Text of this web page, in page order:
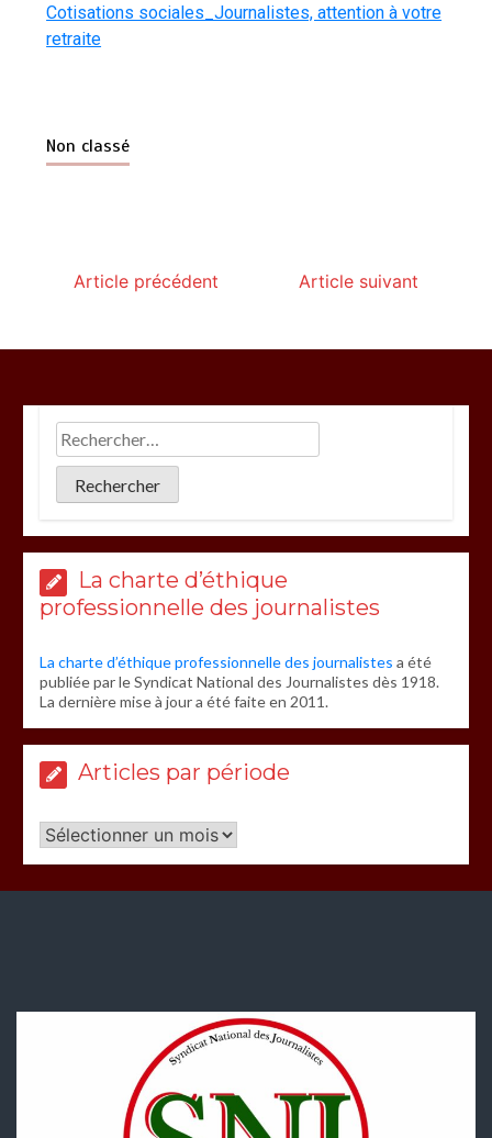
Cotisations sociales_Journalistes, attention à votre
retraite
Non classé
Article précédent Article suivant
La charte d’éthique
professionnelle des journalistes
La charte d’éthique professionnelle des journalistes a été
publiée par le Syndicat National des Journalistes dès 1918.
La dernière mise à jour a été faite en 2011.
Articles par période
Articles
par
période